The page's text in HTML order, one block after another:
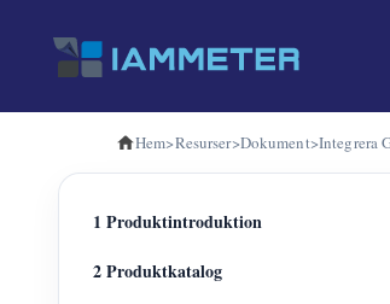
Hem>Resurser>Dokument>Integrera
1 Produktintroduktion
2 Produktkatalog